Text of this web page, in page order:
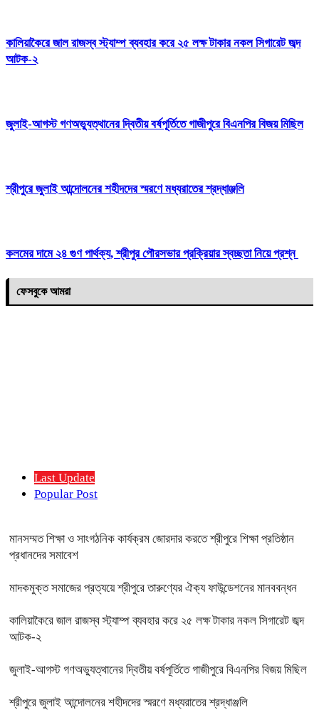
কালিয়াকৈরে জাল রাজস্ব স্ট্যাম্প ব্যবহার করে ২৫ লক্ষ টাকার নকল সিগারেট জব্দ
আটক-২
জুলাই-আগস্ট গণঅভ্যুত্থানের দ্বিতীয় বর্ষপূর্তিতে গাজীপুরে বিএনপির বিজয় মিছিল
শ্রীপুরে জুলাই আন্দোলনের শহীদদের স্মরণে মধ্যরাতের শ্রদ্ধাঞ্জলি
কলমের দামে ২৪ গুণ পার্থক্য, শ্রীপুর পৌরসভার প্রক্রিয়ার স্বচ্ছতা নিয়ে প্রশ্ন
ফেসবুকে আমরা
Last Update
Popular Post
মানসম্মত শিক্ষা ও সাংগঠনিক কার্যক্রম জোরদার করতে শ্রীপুরে শিক্ষা প্রতিষ্ঠান
প্রধানদের সমাবেশ
মাদকমুক্ত সমাজের প্রত্যয়ে শ্রীপুরে তারুণ্যের ঐক্য ফাউন্ডেশনের মানববন্ধন
কালিয়াকৈরে জাল রাজস্ব স্ট্যাম্প ব্যবহার করে ২৫ লক্ষ টাকার নকল সিগারেট জব্দ
আটক-২
জুলাই-আগস্ট গণঅভ্যুত্থানের দ্বিতীয় বর্ষপূর্তিতে গাজীপুরে বিএনপির বিজয় মিছিল
শ্রীপুরে জুলাই আন্দোলনের শহীদদের স্মরণে মধ্যরাতের শ্রদ্ধাঞ্জলি